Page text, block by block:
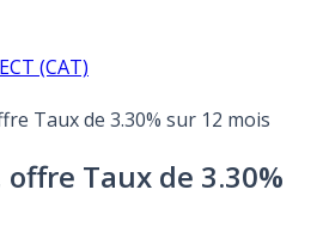
(CAT)
Taux de 3.30% sur 12 mois
Taux de 3.30%